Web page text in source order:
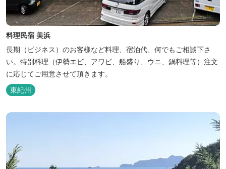
料理民宿 美浜
長期（ビジネス）のお客様など料理、宿泊代、何でもご相談下さ
い。特別料理（伊勢エビ、アワビ、船盛り、ウニ、鍋料理等）注文
に応じてご用意させて頂きます。
東紀州